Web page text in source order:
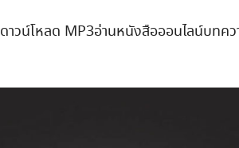
ดาวน์โหลด MP3อ่านหนังสือออนไลน์บทคว